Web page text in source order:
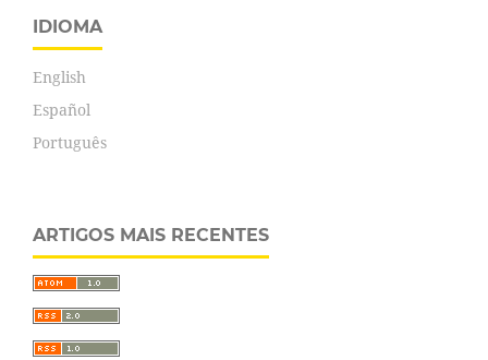
IDIOMA
English
Español
Português
ARTIGOS MAIS RECENTES